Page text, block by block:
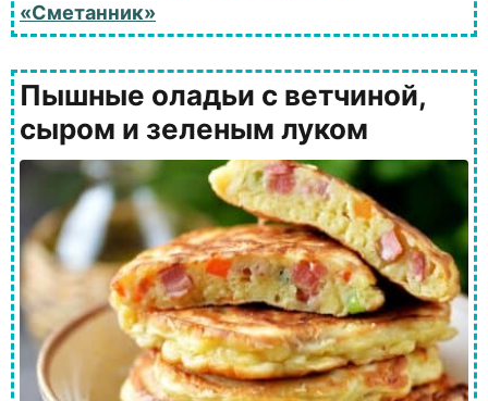
«Сметанник»
Пышные оладьи с ветчиной,
сыром и зеленым луком